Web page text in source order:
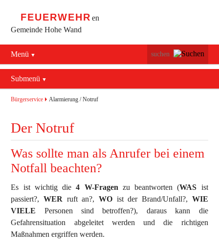
FEUERWEHR en
Gemeinde Hohe Wand
Menü
Navigation
überspringen
Stollhof
Netting
Submenü
Navigation
überspringen
Alarmierung / Notruf
Brandschutz Infos
Sicherheits Tipps
Erste Hilfe
Rechtliches
Beitritt zur FF
Bürgerservice Alarmierung / Notruf
Der Notruf
Was sollte man als Anrufer bei einem
Notfall beachten?
Es ist wichtig die4 W-Fragen zu beantworten (WAS ist
passiert?,WER ruft an?,WO ist der Brand/Unfall?, WIE
VIELE Personen sind betroffen?), daraus kann die
Gefahrensituation abgeleitet werden und die richtigen
Maßnahmen ergriffen werden.